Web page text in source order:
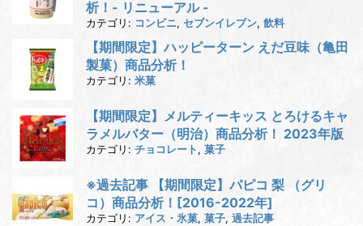
析！- リニューアル -
カテゴリ: コンビニ, セブンイレブン, 飲料
【期間限定】ハッピーターン えだ豆味（亀田
製菓）商品分析！
カテゴリ: 米菓
【期間限定】メルティーキッス とろけるキャ
ラメルバター（明治）商品分析！ 2023年版
カテゴリ: チョコレート , 菓子
※過去記事 【期間限定】パピコ 梨 （グリ
コ）商品分析！[2016-2022年]
カテゴリ: アイス・氷菓, 菓子, 過去記事